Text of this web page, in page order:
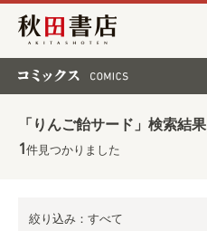
秋田書店
「りんご飴サード」検索結果
1件見つかりました
絞り込み：すべて